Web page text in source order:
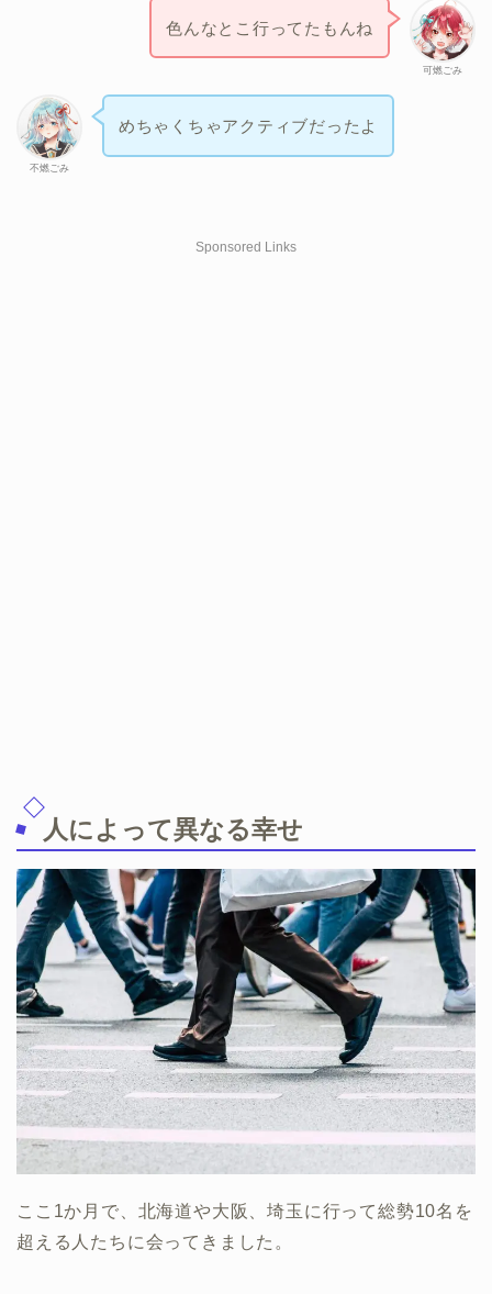
可燃ごみ
色んなとこ行ってたもんね
不燃ごみ
めちゃくちゃアクティブだったよ
Sponsored Links
人によって異なる幸せ
ここ1か月で、北海道や大阪、埼玉に行って総勢10名を
超える人たちに会ってきました。